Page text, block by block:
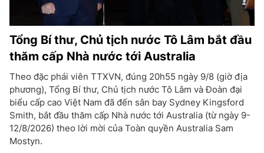
Tổng Bí thư, Chủ tịch nước Tô Lâm bắt đầu
thăm cấp Nhà nước tới Australia
Theo đặc phái viên TTXVN, đúng 20h55 ngày 9/8 (giờ địa
phương), Tổng Bí thư, Chủ tịch nước Tô Lâm và Đoàn đại
biểu cấp cao Việt Nam đã đến sân bay Sydney Kingsford
Smith, bắt đầu thăm cấp Nhà nước tới Australia (từ ngày 9-
12/8/2026) theo lời mời của Toàn quyền Australia Sam
Mostyn.